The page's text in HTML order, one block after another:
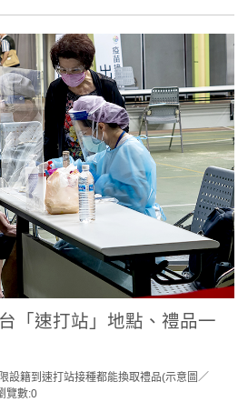
「速打站」地點、禮品一
設籍到速打站接種都能換取禮品(示意圖／
覽數:0